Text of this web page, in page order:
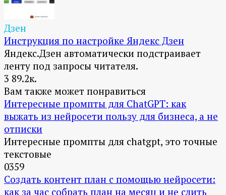
Дзен
Инструкция по настройке Яндекс Дзен
Яндекс.Дзен автоматически подстраивает
ленту под запросы читателя.
3 89.2к.
Вам также может понравиться
Интересные промпты для ChatGPT: как
выжать из нейросети пользу для бизнеса, а не
отписки
Интересные промпты для chatgpt, это точные
текстовые
0359
Создать контент план с помощью нейросети:
как за час собрать план на месяц и не слить